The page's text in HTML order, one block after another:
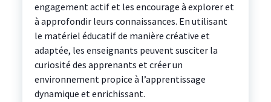
engagement actif et les encourage à explorer et
à approfondir leurs connaissances. En utilisant
le matériel éducatif de manière créative et
adaptée, les enseignants peuvent susciter la
curiosité des apprenants et créer un
environnement propice à l’apprentissage
dynamique et enrichissant.